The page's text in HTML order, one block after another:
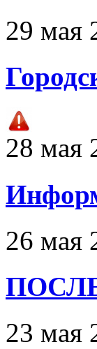
29 мая
28 мая
26 мая
23 мая